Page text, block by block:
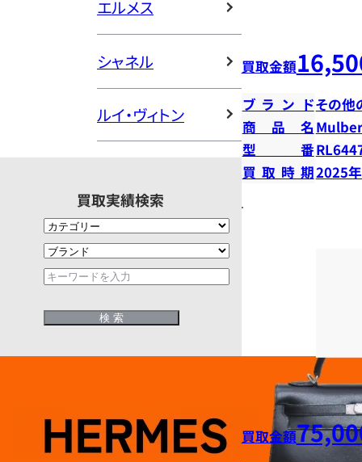
エルメス
シャネル
ルイ・ヴィトン
買取実績検索
買取金額
ブランドその他
商品名
型番
買取時期2025
買取金額